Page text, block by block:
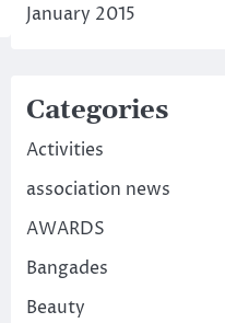
January 2015
Categories
Activities
association news
AWARDS
Bangades
Beauty